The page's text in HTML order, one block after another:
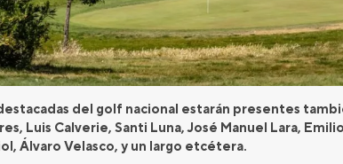
del golf nacional estarán presentes
Luis Calverie, Santi Luna, José Manuel Lara,
Álvaro Velasco, y un largo etcétera.